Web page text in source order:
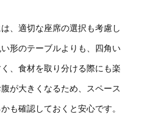
、適切な座席の選択も考慮し
形のテーブルよりも、四角い
、食材を取り分ける際にも楽
が大きくなるため、スペース
も確認しておくと安心です。